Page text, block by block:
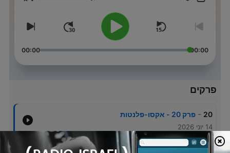
עוצמת שמע
00:00
00:00
פרקים
20
- פרק 20 - אקסו-פלנטות
14 יוני 2026
19
- פרק 19 - חומר אפל